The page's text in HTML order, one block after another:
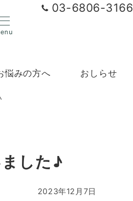
03-6806-3166
悩みの方へ おしらせ
した♪
2023年12月7日